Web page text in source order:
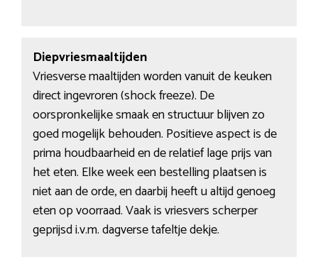
Diepvriesmaaltijden
Vriesverse maaltijden worden vanuit de keuken
direct ingevroren (shock freeze). De
oorspronkelijke smaak en structuur blijven zo
goed mogelijk behouden. Positieve aspect is de
prima houdbaarheid en de relatief lage prijs van
het eten. Elke week een bestelling plaatsen is
niet aan de orde, en daarbij heeft u altijd genoeg
eten op voorraad. Vaak is vriesvers scherper
geprijsd i.v.m. dagverse tafeltje dekje.